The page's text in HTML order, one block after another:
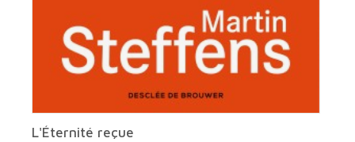
L'Éternité reçue